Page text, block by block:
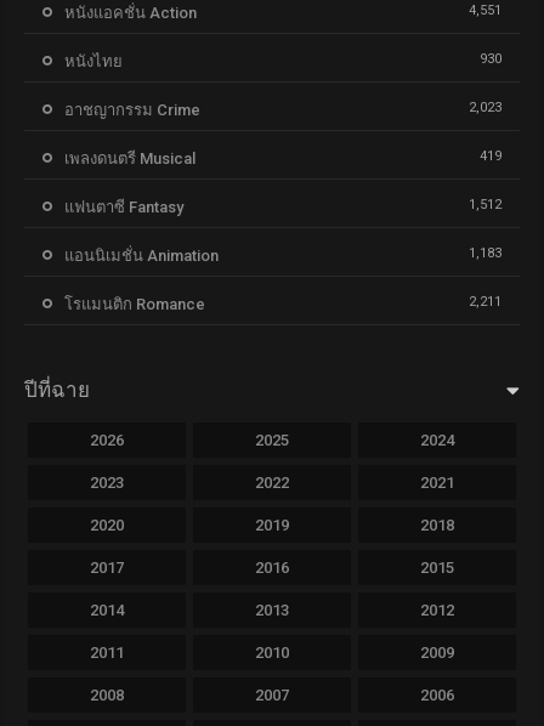
หนังแอคชั่น Action 4,551
หนังไทย 930
อาชญากรรม Crime 2,023
เพลงดนตรี Musical 419
แฟนตาซี Fantasy 1,512
แอนนิเมชั่น Animation 1,183
โรแมนติก Romance 2,211
ปีที่ฉาย
2026 2025 2024
2023 2022 2021
2020 2019 2018
2017 2016 2015
2014 2013 2012
2011 2010 2009
2008 2007 2006